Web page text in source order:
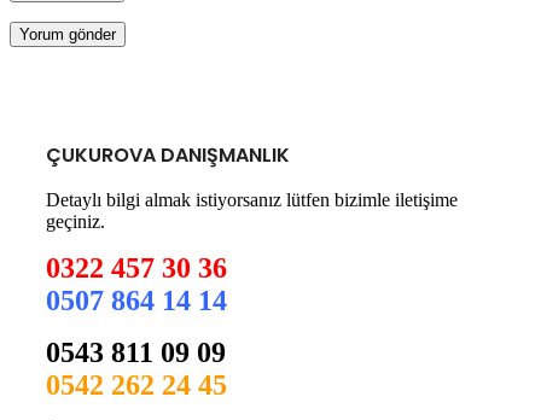
ÇUKUROVA DANIŞMANLIK
Detaylı bilgi almak istiyorsanız lütfen bizimle iletişime
geçiniz.
0322 457 30 36
0507 864 14 14
0543 811 09 09
0542 262 24 45